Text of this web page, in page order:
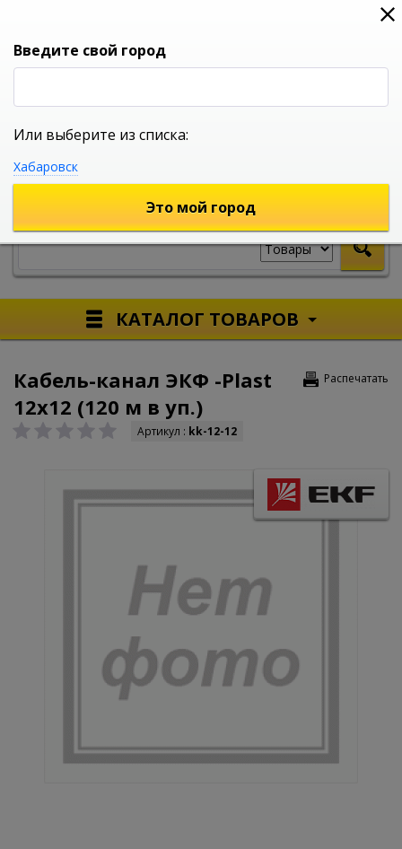
0
УНИВЕРСАЛЬНЫЙ ИНТЕРНЕТ МАГАЗИН
КАТАЛОГ ТОВАРОВ
Распечатать
Кабель-канал ЭКФ -Plast
12х12 (120 м в уп.)
Артикул : kk-12-12
Введите свой город
Или выберите из списка:
Хабаровск
Это мой город